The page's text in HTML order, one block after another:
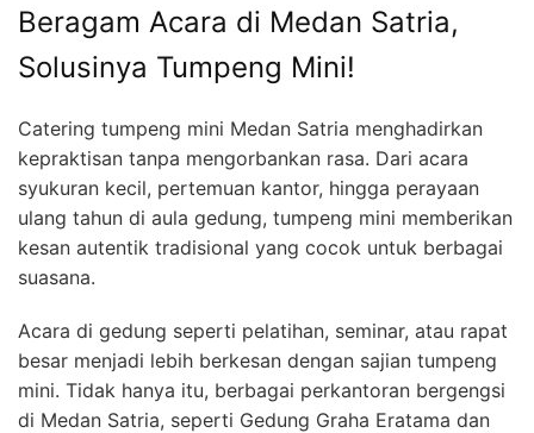
Beragam Acara di Medan Satria,
Solusinya Tumpeng Mini!
Catering tumpeng mini Medan Satria menghadirkan
kepraktisan tanpa mengorbankan rasa. Dari acara
syukuran kecil, pertemuan kantor, hingga perayaan
ulang tahun di aula gedung, tumpeng mini memberikan
kesan autentik tradisional yang cocok untuk berbagai
suasana.
Acara di gedung seperti pelatihan, seminar, atau rapat
besar menjadi lebih berkesan dengan sajian tumpeng
mini. Tidak hanya itu, berbagai perkantoran bergengsi
di Medan Satria, seperti Gedung Graha Eratama dan